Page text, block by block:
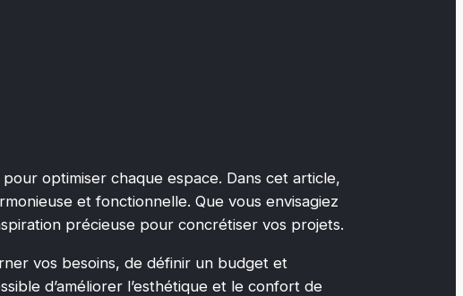
optimiser chaque espace. Dans cet article,
et fonctionnelle. Que vous envisagiez
précieuse pour concrétiser vos projets.
vos besoins, de définir un budget et
d’améliorer l’esthétique et le confort de